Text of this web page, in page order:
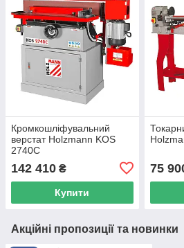
Кромкошліфувальний
верстат Holzmann KOS
2740C
142 410 ₴
Купити
75
Акційні пропозиції та новинки